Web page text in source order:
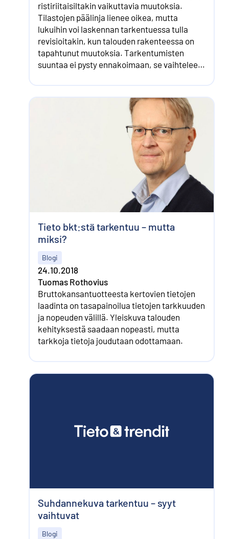
risti­riitaisiltakin vaikuttavia muutoksia.
Tilastojen päälinja lienee oikea, mutta
lukuihin voi laskennan tarkentuessa tulla
revisioitakin, kun talouden rakenteessa on
tapahtunut muutoksia. Tarkentumisten
suuntaa ei pysty ennakoimaan, se vaihtelee
Tieto bkt:stä tarkentuu – mutta
miksi?
Blogi
24.10.2018
Tuomas Rothovius
Bruttokansantuotteesta kertovien tietojen
laadinta on tasapainoilua tietojen tarkkuuden
ja nopeuden välillä. Yleiskuva talouden
kehityksestä saadaan nopeasti, mutta
tarkkoja tietoja joudutaan odottamaan.
Suhdannekuva tarkentuu – syyt
vaihtuvat
Blogi